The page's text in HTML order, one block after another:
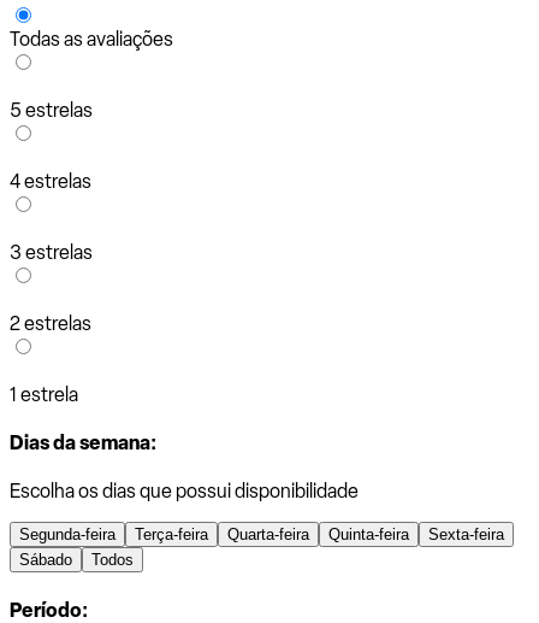
Todas as avaliações
5 estrelas
4 estrelas
3 estrelas
2 estrelas
1 estrela
Dias da semana:
Escolha os dias que possui disponibilidade
Segunda-feira Terça-feira Quarta-feira Quinta-feira
Sexta-feira
Sábado
Todos
Período: